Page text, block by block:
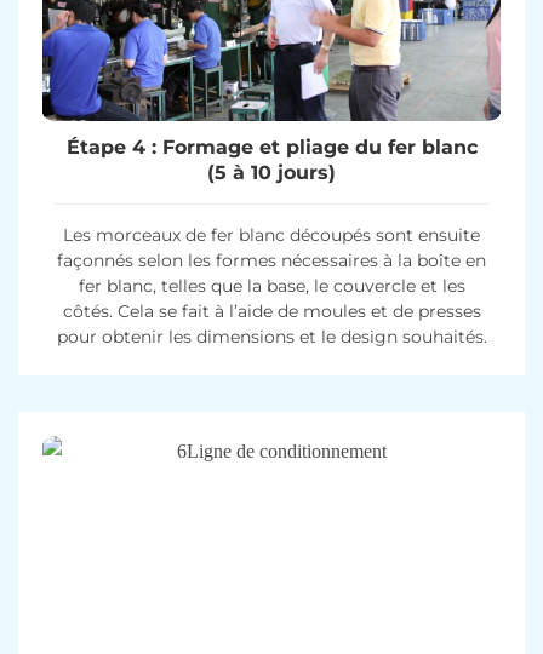
Étape 4 : Formage et pliage du fer blanc
(5 à 10 jours)
Les morceaux de fer blanc découpés sont ensuite
façonnés selon les formes nécessaires à la boîte en
fer blanc, telles que la base, le couvercle et les
côtés. Cela se fait à l’aide de moules et de presses
pour obtenir les dimensions et le design souhaités.